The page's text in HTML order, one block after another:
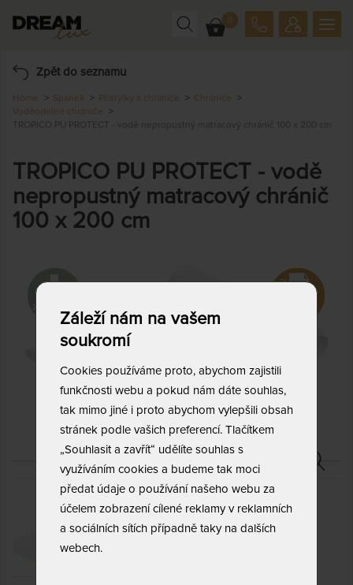
0
Zpět do seznamu
Home Spánek Přistýlky a chrániče
Chrániče
Voděodolné chrániče
TROPICO PU PROTECT - vodě nepropustný matracový chránič 100 x 200 cm
TROPICO PU PROTECT - vodě
nepropustný matracový chránič
100 x 200 cm
Záleží nám na vašem
soukromí
Cookies používáme proto, abychom zajistili
funkčnosti webu a pokud nám dáte souhlas,
tak mimo jiné i proto abychom vylepšili obsah
stránek podle vašich preferencí. Tlačítkem
„Souhlasit a zavřít“ udělíte souhlas s
využíváním cookies a budeme tak moci
předat údaje o používání našeho webu za
účelem zobrazení cílené reklamy v reklamních
a sociálních sítích případně taky na dalších
webech.